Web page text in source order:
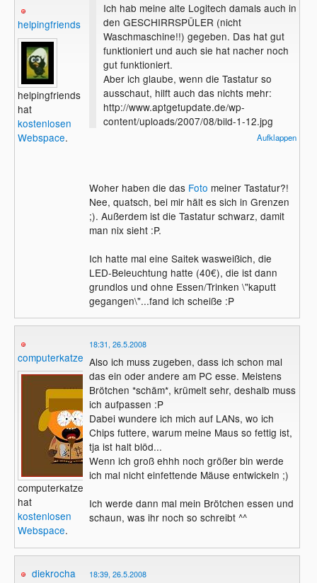
helpingfriends
helpingfriends
hat
kostenlosen
Webspace.
Ich hab meine alte Logitech damals auch in
den GESCHIRRSPÜLER (nicht
Waschmaschine!!) gegeben. Das hat gut
funktioniert und auch sie hat nacher noch
gut funktioniert.
Aber ich glaube, wenn die Tastatur so
ausschaut, hilft auch das nichts mehr:
http://www.aptgetupdate.de/wp-
content/uploads/2007/08/bild-1-12.jpg
Tastatur dort schaut aus, wei Sau...
Aufklappen
Woher haben die das Foto meiner Tastatur?!
Nee, quatsch, bei mir hält es sich in Grenzen
;). Außerdem ist die Tastatur schwarz, damit
man nix sieht :P.
Ich hatte mal eine Saitek wasweißich, die
LED-Beleuchtung hatte (40€), die ist dann
grundlos und ohne Essen/Trinken \"kaputt
gegangen\"...fand ich scheiße :P
computerkatze
computerkatze
hat
kostenlosen
Webspace.
18:31, 26.5.2008
Also ich muss zugeben, dass ich schon mal
das ein oder andere am PC esse. Meistens
Brötchen *schäm*, krümelt sehr, deshalb muss
ich aufpassen :P
Dabei wundere ich mich auf LANs, wo ich
Chips futtere, warum meine Maus so fettig ist,
tja ist halt blöd...
Wenn ich groß ehhh noch größer bin werde
ich mal nicht einfettende Mäuse entwickeln ;)
Ich werde dann mal mein Brötchen essen und
schaun, was ihr noch so schreibt ^^
diekrocha
18:39, 26.5.2008